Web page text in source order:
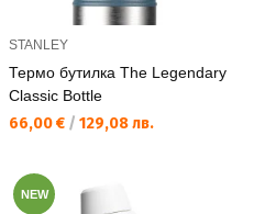
STANLEY
Термо бутилка The Legendary
Classic Bottle
Текуща цена:
66,00 € / 129,08 лв.
NEW